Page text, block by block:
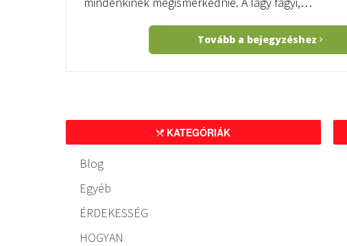
Tovább a bejegyzéshez
KATEGÓRIÁK
Blog
Egyéb
ÉRDEKESSÉG
HOGYAN